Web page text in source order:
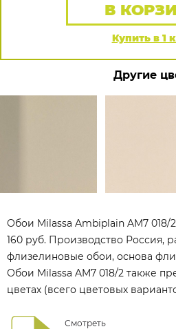
Купить в 1
В
Другие
Обои Milassa Ambiplain AM7 018/
160 руб. Производство Россия,
флизелиновые обои, основа
Обои Milassa AM7 018/2 также
цветах (всего цветовых
Смотреть